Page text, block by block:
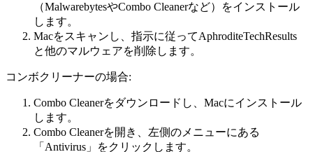
（MalwarebytesやCombo Cleanerなど）をインストール
します。
Macをスキャンし、指示に従ってAphroditeTechResults
と他のマルウェアを削除します。
コンボクリーナーの場合:
Combo Cleanerをダウンロードし、Macにインストール
します。
Combo Cleanerを開き、左側のメニューにある
「Antivirus」をクリックします。